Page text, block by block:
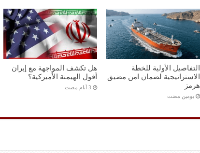
التفاصيل الأولية للخطة
الاستراتيجية لضمان امن مضيق
هرمز
‏يومين مضت
هل تكشف المواجهة مع إيران
أفول الهيمنة الأميركية؟